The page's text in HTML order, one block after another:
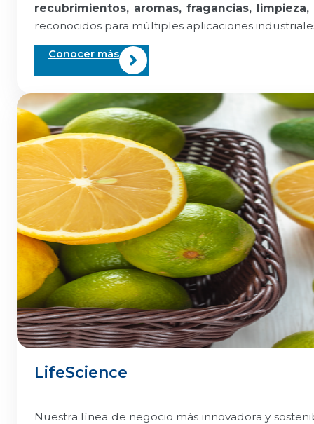
Más de70 años
transformando ideas
en solucione innovadoras y sostenibles
la industria
Saber más
recubrimientos, aromas, fragancias,
reconocidos para múltiples aplicaciones
Conocer más
LifeScience
Nuestra línea de negocio más innovadora y